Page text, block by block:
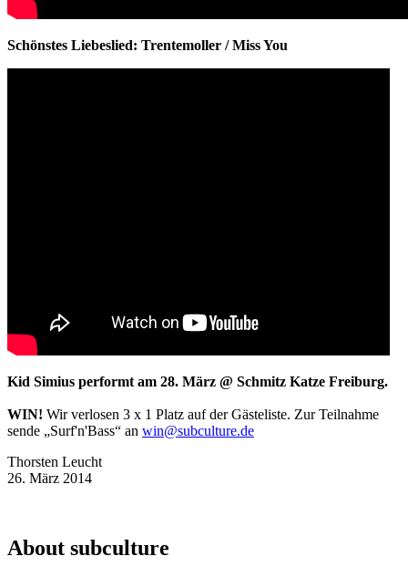
Schönstes Liebeslied: Trentemoller / Miss You
Kid Simius performt am 28. März @ Schmitz Katze Freiburg.
WIN! Wir verlosen 3 x 1 Platz auf der Gästeliste. Zur Teilnahme
sende „Surf'n'Bass“ an win@subculture.de
Thorsten Leucht
26. März 2014
About subculture